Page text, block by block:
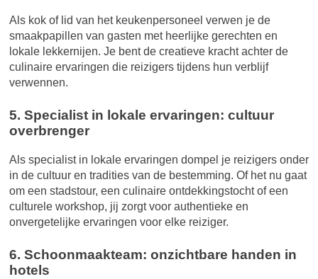
Als kok of lid van het keukenpersoneel verwen je de
smaakpapillen van gasten met heerlijke gerechten en
lokale lekkernijen. Je bent de creatieve kracht achter de
culinaire ervaringen die reizigers tijdens hun verblijf
verwennen.
5. Specialist in lokale ervaringen: cultuur
overbrenger
Als specialist in lokale ervaringen dompel je reizigers onder
in de cultuur en tradities van de bestemming. Of het nu gaat
om een ​​stadstour, een culinaire ontdekkingstocht of een
culturele workshop, jij zorgt voor authentieke en
onvergetelijke ervaringen voor elke reiziger.
6. Schoonmaakteam: onzichtbare handen in
hotels